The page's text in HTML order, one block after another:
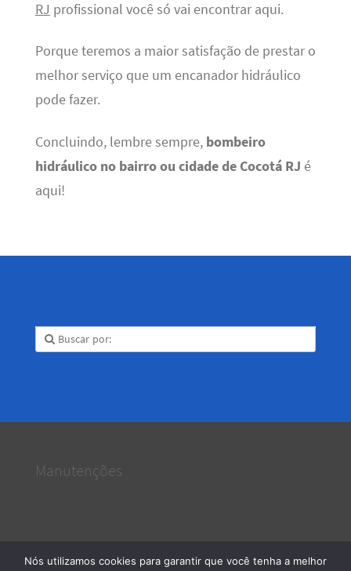
RJ profissional você só vai encontrar aqui.
Porque teremos a maior satisfação de prestar o
melhor serviço que um encanador hidráulico
pode fazer.
Concluindo, lembre sempre, bombeiro
hidráulico no bairro ou cidade de Cocotá RJ é
aqui!
Manutenções
Nós utilizamos cookies para garantir que você tenha a melhor